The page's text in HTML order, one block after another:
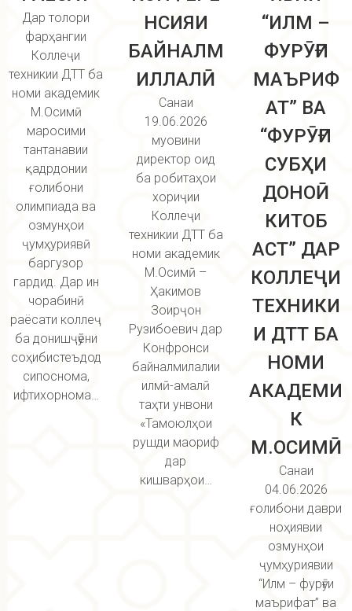
Дар толори
фарҳангии
Коллеҷи
техникии ДТТ ба
номи академик
М.Осимӣ
маросими
тантанавии
қадрдонии
ғолибони
олимпиада ва
озмунҳои
ҷумҳуриявӣ
баргузор
гардид. Дар ин
чорабинӣ
раёсати коллеҷ
ба донишҷӯёни
соҳибистеъдод
сипоснома,
ифтихорнома…
НСИЯИ
БАЙНАЛМ
ИЛЛАЛӢ
Санаи
19.06.2026
муовини
директор оид
ба робитаҳои
хориҷии
Коллеҷи
техникии ДТТ ба
номи академик
М.Осимӣ –
Ҳакимов
Зоирҷон
Рузибоевич дар
Конфронси
байналмилалии
илмӣ-амалӣ
таҳти унвони
«Тамоюлҳои
рушди маориф
дар
кишварҳои…
“ИЛМ –
ФУРӮҒИ
МАЪРИФ
АТ” ВА
“ФУРӮҒИ
СУБҲИ
ДОНОӢ
КИТОБ
АСТ” ДАР
КОЛЛЕҶИ
ТЕХНИКИ
И ДТТ БА
НОМИ
АКАДЕМИ
К
М.ОСИМӢ
Санаи
04.06.2026
ғолибони даври
ноҳиявии
озмунҳои
ҷумҳуриявии
“Илм – фурӯғи
маърифат” ва